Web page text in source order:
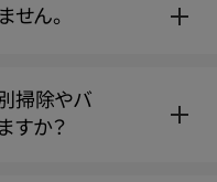
せん。
掃除やバ
すか？